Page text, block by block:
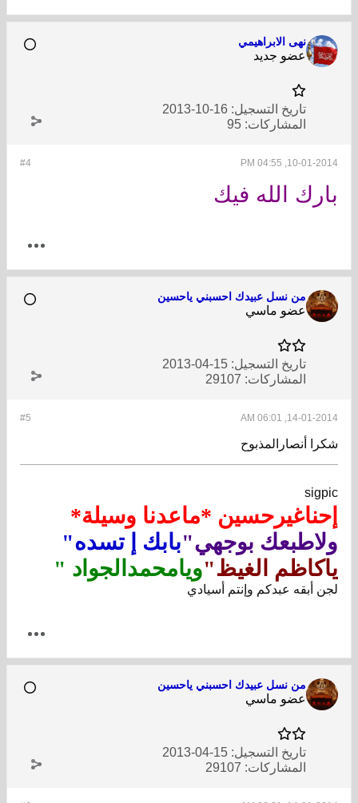
نهى الابراهيمي
عضو جديد
تاريخ التسجيل: 16-10-2013
المشاركات: 95
#4 10-01-2014, 04:55 PM
بارك الله فيك
من نسل عبيدك احسبني ياحسين
عضو ماسي
تاريخ التسجيل: 15-04-2013
المشاركات: 29107
#5 14-01-2014, 06:01 AM
شكرا أنصارالمذبوح
sigpic
إحناغيرحسين *ماعدنا وسيلة*
ولاطبعك بوجهي"بابك إ تسده"
ياكاظم الغيظ"ويامحمدالجواد "
لجن أبقه عبدكم وإنتم أسيادي
من نسل عبيدك احسبني ياحسين
عضو ماسي
تاريخ التسجيل: 15-04-2013
المشاركات: 29107